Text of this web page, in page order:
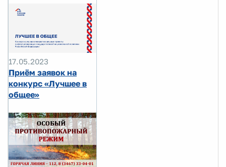
17.05.2023
Приём заявок на
конкурс «Лучшее в
общее»